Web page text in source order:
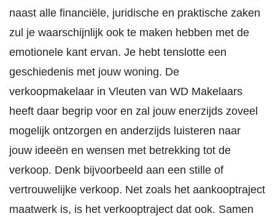
naast alle financiële, juridische en praktische zaken
zul je waarschijnlijk ook te maken hebben met de
emotionele kant ervan. Je hebt tenslotte een
geschiedenis met jouw woning. De
verkoopmakelaar in Vleuten van WD Makelaars
heeft daar begrip voor en zal jouw enerzijds zoveel
mogelijk ontzorgen en anderzijds luisteren naar
jouw ideeën en wensen met betrekking tot de
verkoop. Denk bijvoorbeeld aan een stille of
vertrouwelijke verkoop. Net zoals het aankooptraject
maatwerk is, is het verkooptraject dat ook. Samen